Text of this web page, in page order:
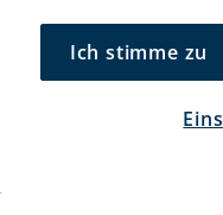
CHF 55.49
Mein KontoIch stimme zu